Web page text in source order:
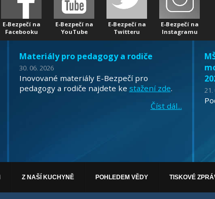
E-Bezpečí na
Facebooku
E-Bezpečí na
YouTube
E-Bezpečí na
Twitteru
E-Bezpečí na
Instagramu
Materiály pro pedagogy a rodiče
30. 06. 2026
Inovované materiály E-Bezpečí pro
pedagogy a rodiče najdete ke stažení zde.
Číst dál...
21.
Z NAŠÍ KUCHYNĚ POHLEDEM VĚDY TISKOVÉ